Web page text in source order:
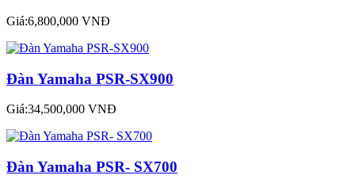
Giá:6,800,000 VNĐ
Đàn Yamaha PSR-SX900
Giá:34,500,000 VNĐ
Đàn Yamaha PSR- SX700